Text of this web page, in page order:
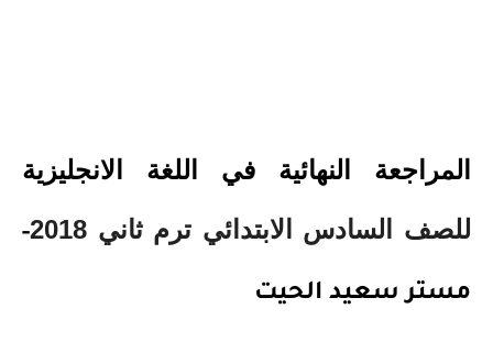
المراجعة النهائية في اللغة الانجليزية
للصف السادس الابتدائي ترم ثاني 2018
-
مستر سعيد الحيت